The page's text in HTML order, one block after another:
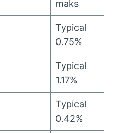
maks
Typical
0.75%
Typical
1.17%
Typical
0.42%